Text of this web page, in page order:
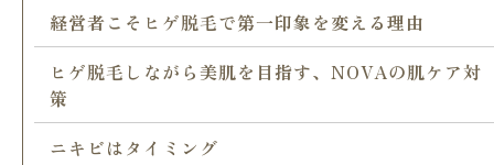
経営者こそヒゲ脱毛で第一印象を変える理由
ヒゲ脱毛しながら美肌を目指す、NOVAの肌ケア対
策
ニキビはタイミング